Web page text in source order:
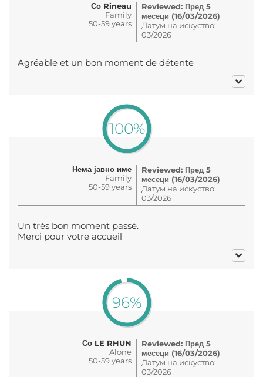
Со Rineau
Family
50-59 years
Reviewed: Пред 5
месеци (16/03/2026)
Датум на искуство:
03/2026
Agréable et un bon moment de détente
100%
Нема јавно име
Family
50-59 years
Reviewed: Пред 5
месеци (16/03/2026)
Датум на искуство:
03/2026
Un très bon moment passé.
Merci pour votre accueil
96%
Со LE RHUN
Alone
50-59 years
Reviewed: Пред 5
месеци (16/03/2026)
Датум на искуство:
03/2026